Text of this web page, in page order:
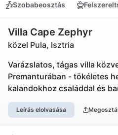
Szobabeosztás
Villa Cape Zephyr
közel Pula, Isztria
Varázslatos, tágas villa
Premanturában - tökéletes
kalandokhoz családdal és
Leírás elolvasása